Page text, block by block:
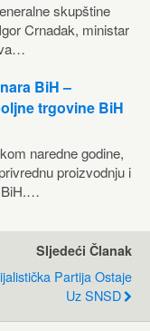
skupštine
Crnadak, ministar
BiH –
trgovine BiH
naredne godine,
proizvodnju i
BiH.…
Sljedeći Članak
Partija Ostaje
Uz SNSD